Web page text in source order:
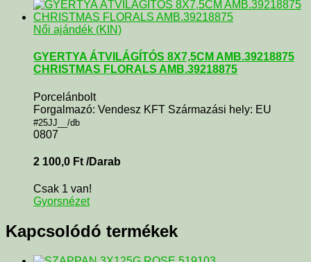
Női ajándék (KIN)
GYERTYA ÁTVILÁGÍTÓS 8X7,5CM AMB.39218875
CHRISTMAS FLORALS AMB.39218875
Porcelánbolt
Forgalmazó: Vendesz KFT Származási hely: EU
#25JJ__/db
0807
2 100,0 Ft /Darab
Csak 1 van!
Gyorsnézet
Kapcsolódó termékek